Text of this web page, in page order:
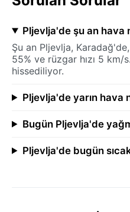
Pljevlja'de şu an hava
Şu an Pljevlja,
55% ve rüzgar hızı 5 km/
hissediliyor.
Pljevlja'de yarın hava
Bugün Pljevlja'de
Pljevlja'de bugün